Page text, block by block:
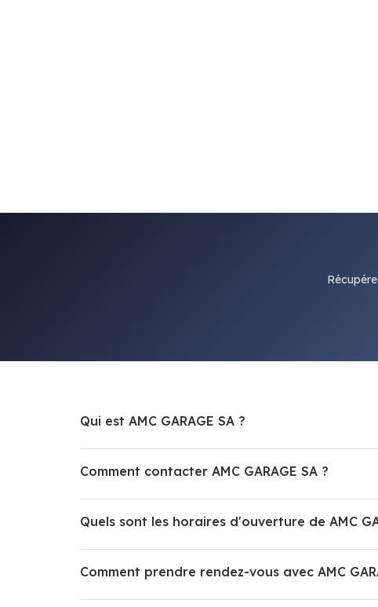
Qui est AMC GARAGE SA ?
Comment contacter AMC GARAGE SA ?
Quels sont les horaires d'ouverture de AMC
Comment prendre rendez-vous avec AMC